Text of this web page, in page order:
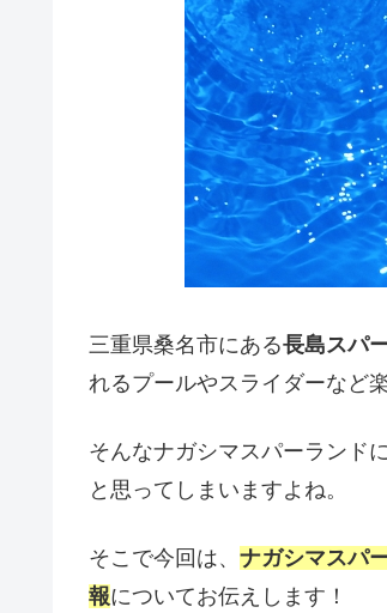
三重県桑名市にある長島スパ
れるプールやスライダーなど
そんなナガシマスパーランド
と思ってしまいますよね。
そこで今回は、 ナガシマスパ
報についてお伝えします！